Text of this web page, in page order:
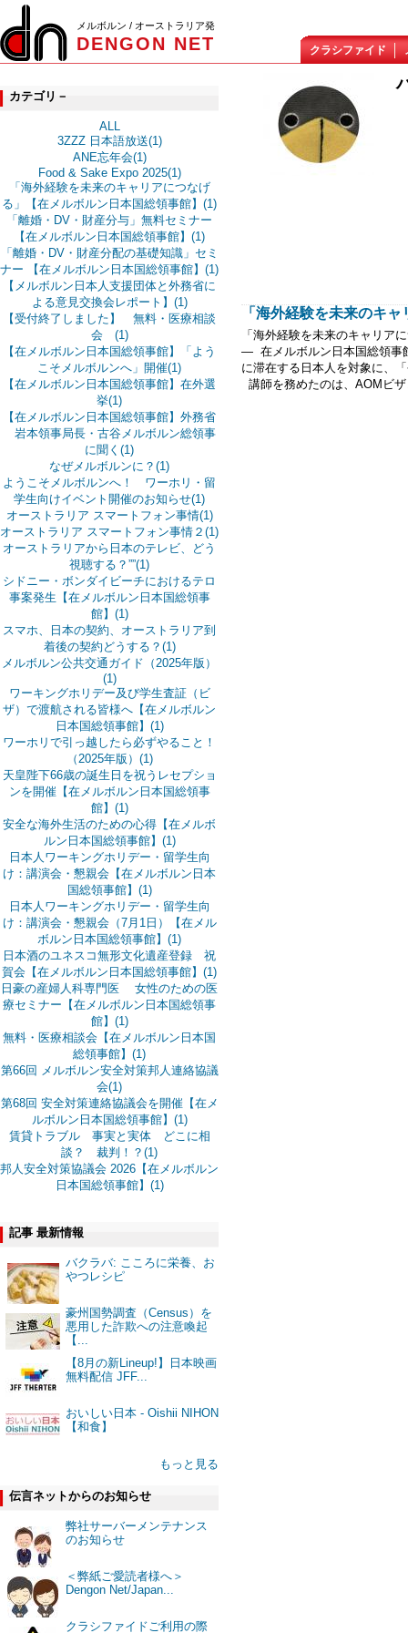
メルボルン / オーストラリア発
DENGON NET クラシファイド
カテゴリ－
ALL
3ZZZ 日本語放送(1)
ANE忘年会(1)
Food & Sake Expo 2025(1)
「海外経験を未来のキャリアにつなげ
る」【在メルボルン日本国総領事館】(1)
「離婚・DV・財産分与」無料セミナー
【在メルボルン日本国総領事館】(1)
「離婚・DV・財産分配の基礎知識」セミ
ナー 【在メルボルン日本国総領事館】(1)
【メルボルン日本人支援団体と外務省に
よる意見交換会レポート】(1)
【受付終了しました】 無料・医療相談
会 (1)
【在メルボルン日本国総領事館】「よう
こそメルボルンへ」開催(1)
【在メルボルン日本国総領事館】在外選
挙(1)
【在メルボルン日本国総領事館】外務省
岩本領事局長・古谷メルボルン総領事
に聞く(1)
なぜメルボルンに？(1)
ようこそメルボルンへ！ ワーホリ・留
学生向けイベント開催のお知らせ(1)
オーストラリア スマートフォン事情(1)
オーストラリア スマートフォン事情２(1)
オーストラリアから日本のテレビ、どう
視聴する？””(1)
シドニー・ボンダイビーチにおけるテロ
事案発生【在メルボルン日本国総領事
館】(1)
スマホ、日本の契約、オーストラリア到
着後の契約どうする？(1)
メルボルン公共交通ガイド（2025年版）
(1)
ワーキングホリデー及び学生査証（ビ
ザ）で渡航される皆様へ【在メルボルン
日本国総領事館】(1)
ワーホリで引っ越したら必ずやること！
（2025年版）(1)
天皇陛下66歳の誕生日を祝うレセプショ
ンを開催【在メルボルン日本国総領事
館】(1)
安全な海外生活のための心得【在メルボ
ルン日本国総領事館】(1)
日本人ワーキングホリデー・留学生向
け：講演会・懇親会【在メルボルン日本
国総領事館】(1)
日本人ワーキングホリデー・留学生向
け：講演会・懇親会（7月1日）【在メル
ボルン日本国総領事館】(1)
日本酒のユネスコ無形文化遺産登録 祝
賀会【在メルボルン日本国総領事館】(1)
日豪の産婦人科専門医 女性のための医
療セミナー【在メルボルン日本国総領事
館】(1)
無料・医療相談会【在メルボルン日本国
総領事館】(1)
第66回 メルボルン安全対策邦人連絡協議
会(1)
第68回 安全対策連絡協議会を開催【在メ
ルボルン日本国総領事館】(1)
賃貸トラブル 事実と実体 どこに相
談？ 裁判！？(1)
邦人安全対策協議会 2026【在メルボルン
日本国総領事館】(1)
記事 最新情報
バクラバ: こころに栄養、お
やつレシピ
豪州国勢調査（Census）を
悪用した詐欺への注意喚起
【...
【8月の新Lineup!】日本映画
無料配信 JFF...
おいしい日本 - Oishii NIHON
【和食】
もっと見る
伝言ネットからのお知らせ
弊社サーバーメンテナンス
のお知らせ
＜弊紙ご愛読者様へ＞
Dengon Net/Japan...
クラシファイドご利用の際
「海外経験を未来のキ
「海外経験を未来のキャリア
― 在メルボルン日本国総領事
に滞在する日本人を対象に、
講師を務めたのは、AOMビ